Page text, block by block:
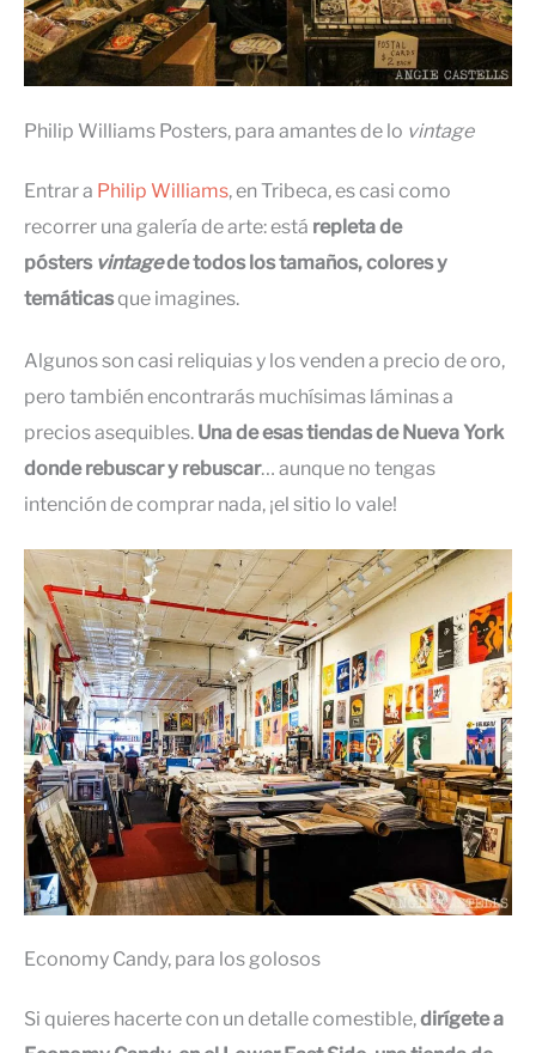
Philip Williams Posters, para amantes de lo vintage
Entrar a Philip Williams, en Tribeca, es casi como
recorrer una galería de arte: está repleta de
pósters vintagede todos los tamaños, colores y
temáticasque imagines.
Algunos son casi reliquias y los venden a precio de oro,
pero también encontrarás muchísimas láminas a
precios asequibles. Una de esas tiendas de Nueva York
donde rebuscar y rebuscar… aunque no tengas
intención de comprar nada, ¡el sitio lo vale!
Economy Candy, para los golosos
Si quieres hacerte con un detalle comestible,dirígete a